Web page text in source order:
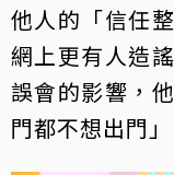
他人的「信任
網上更有人造
誤會的影響，
門都不想出門」